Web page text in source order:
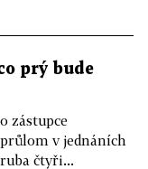
prý bude
zástupce
v jednáních
čtyři...